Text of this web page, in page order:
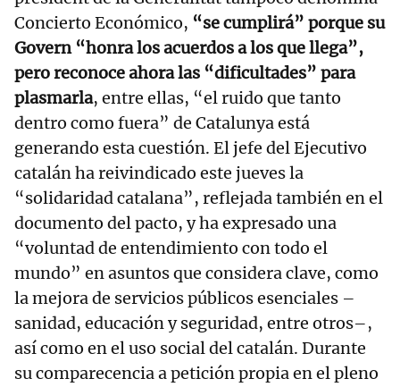
Concierto Económico, “se cumplirá” porque su
Govern “honra los acuerdos a los que llega”,
pero reconoce ahora las “dificultades” para
plasmarla, entre ellas, “el ruido que tanto
dentro como fuera” de Catalunya está
generando esta cuestión. El jefe del Ejecutivo
catalán ha reivindicado este jueves la
“solidaridad catalana”, reflejada también en el
documento del pacto, y ha expresado una
“voluntad de entendimiento con todo el
mundo” en asuntos que considera clave, como
la mejora de servicios públicos esenciales –
sanidad, educación y seguridad, entre otros–,
así como en el uso social del catalán. Durante
su comparecencia a petición propia en el pleno